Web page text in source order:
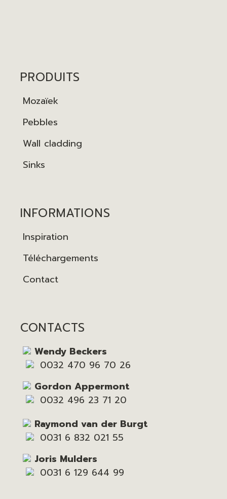
PRODUITS
Mozaïek
Pebbles
Wall cladding
Sinks
INFORMATIONS
Inspiration
Téléchargements
Contact
CONTACTS
Wendy Beckers
0032 470 96 70 26
Gordon Appermont
0032 496 23 71 20
Raymond van der Burgt
0031 6 832 021 55
Joris Mulders
0031 6 129 644 99